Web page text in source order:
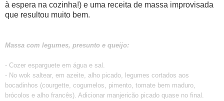
à espera na cozinha!) e uma receita de massa improvisada
que resultou muito bem.
Massa com legumes, presunto e queijo:
- Cozer esparguete em água e sal.
- No wok saltear, em azeite, alho picado, legumes cortados aos
bocadinhos (courgette, cogumelos, pimento, tomate bem maduro,
brócolos e alho francês). Adicionar manjericão picado quase no final.